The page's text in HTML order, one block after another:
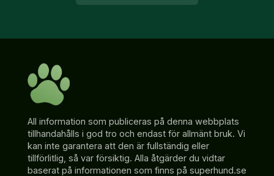
All information som publiceras på denna webbplats
tillhandahålls i god tro och endast för allmänt bruk. Vi
kan inte garantera att den är fullständig eller
tillförlitlig, så var försiktig. Alla åtgärder du vidtar
baserat på informationen som finns på superhund.se